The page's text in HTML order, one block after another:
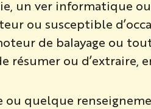
un ver informatique
ou susceptible
de balayage ou
ou
quelque